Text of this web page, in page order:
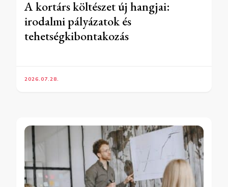
A kortárs költészet új hangjai:
irodalmi pályázatok és
tehetségkibontakozás
2026.07.28.